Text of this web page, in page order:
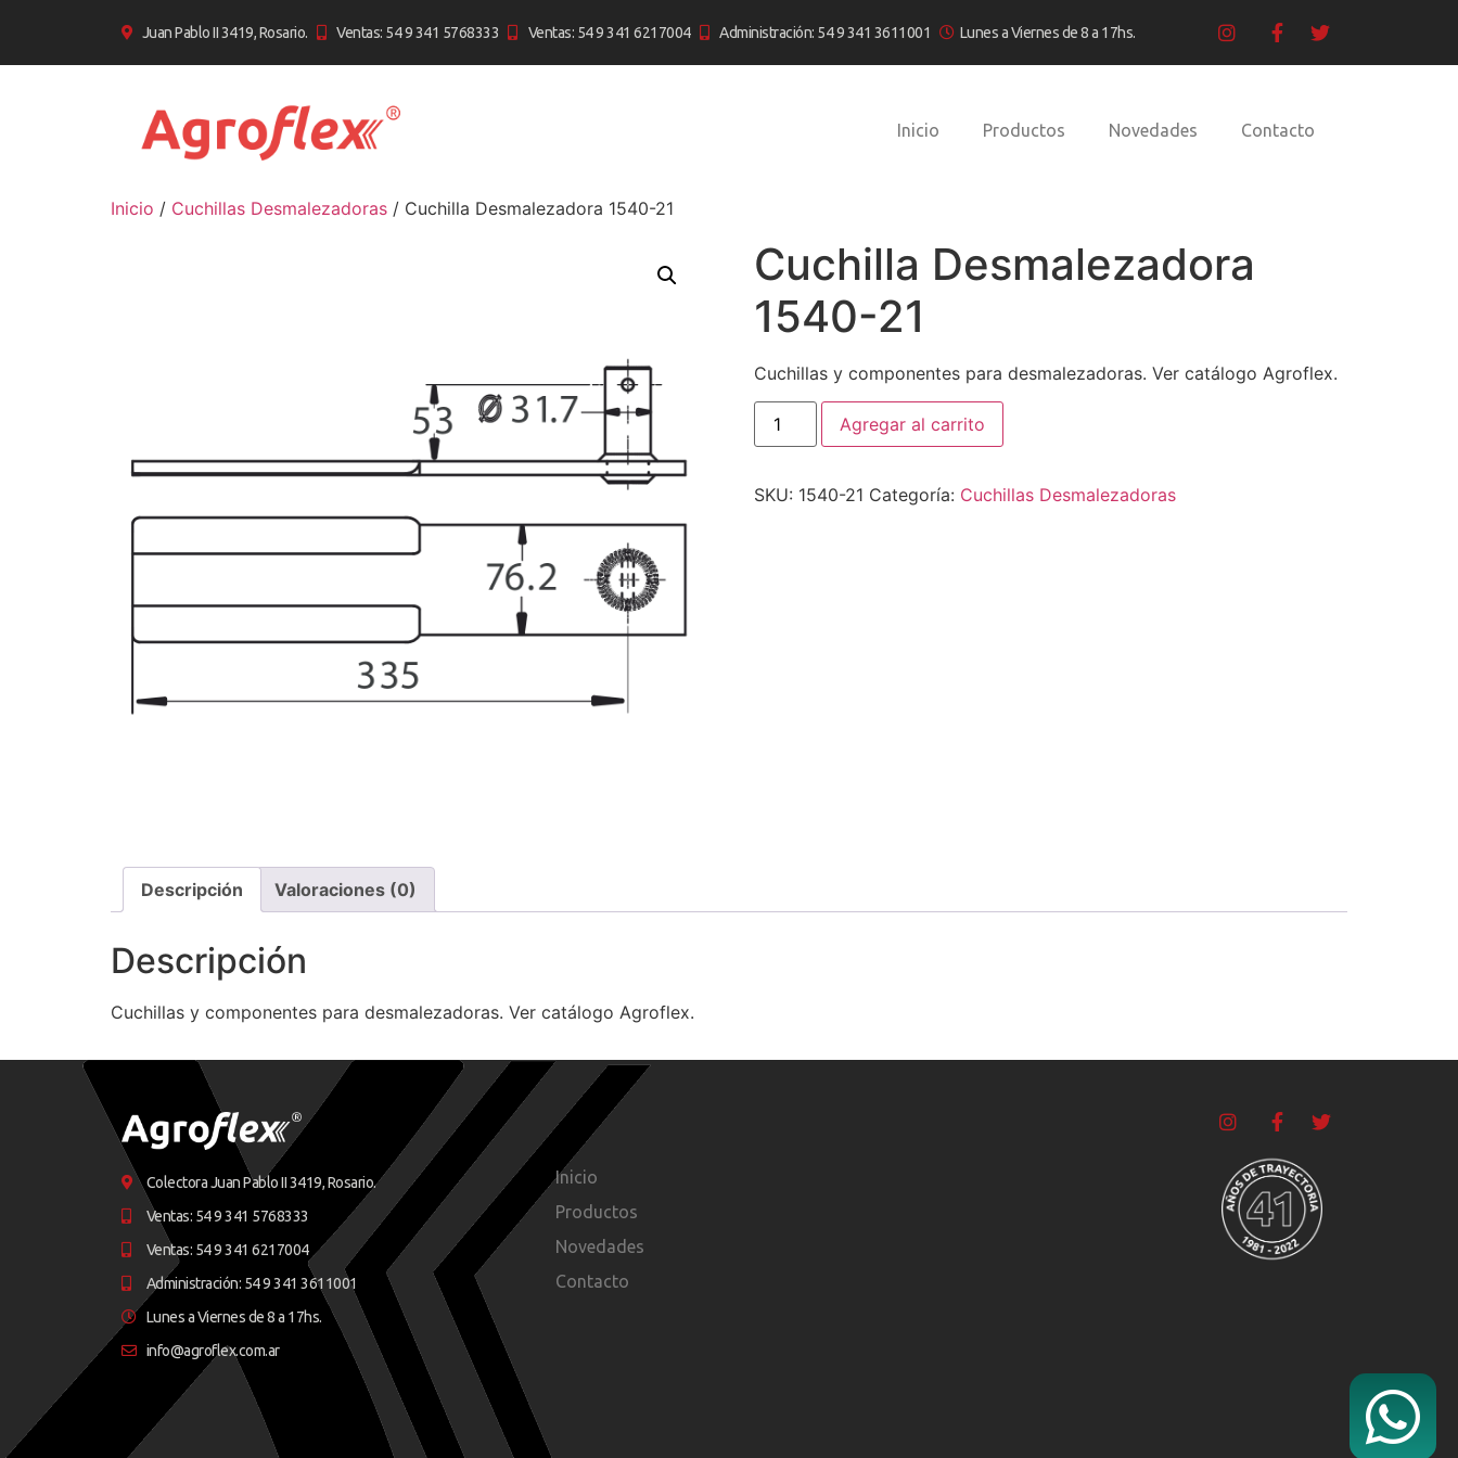
Juan Pablo II 3419, Rosario. Ventas: 54 9 341 5768333 Ventas: 54 9 341 6217004 Administración: 54 9 341 3611001 Lunes a Viernes de 8 a 17hs.
Inicio Productos Novedades Contacto
Inicio / Cuchillas Desmalezadoras / Cuchilla Desmalezadora 1540-21
Cuchilla Desmalezadora
1540-21
Cuchillas y componentes para desmalezadoras. Ver catálogo Agroflex.
Agregar al carrito
SKU: 1540-21 Categoría: Cuchillas Desmalezadoras
Descripción Valoraciones (0)
Descripción
Cuchillas y componentes para desmalezadoras. Ver catálogo Agroflex.
Colectora Juan Pablo II 3419, Rosario.
Ventas: 54 9 341 5768333
Ventas: 54 9 341 6217004
Administración: 54 9 341 3611001
Lunes a Viernes de 8 a 17hs.
info@agroflex.com.ar
Inicio
Productos
Novedades
Contacto